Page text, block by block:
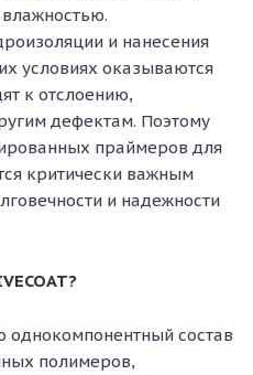
и нанесения
условиях оказываются
к отслоению,
дефектам. Поэтому
праймеров для
критически важным
и надежности
однокомпонентный состав
полимеров,